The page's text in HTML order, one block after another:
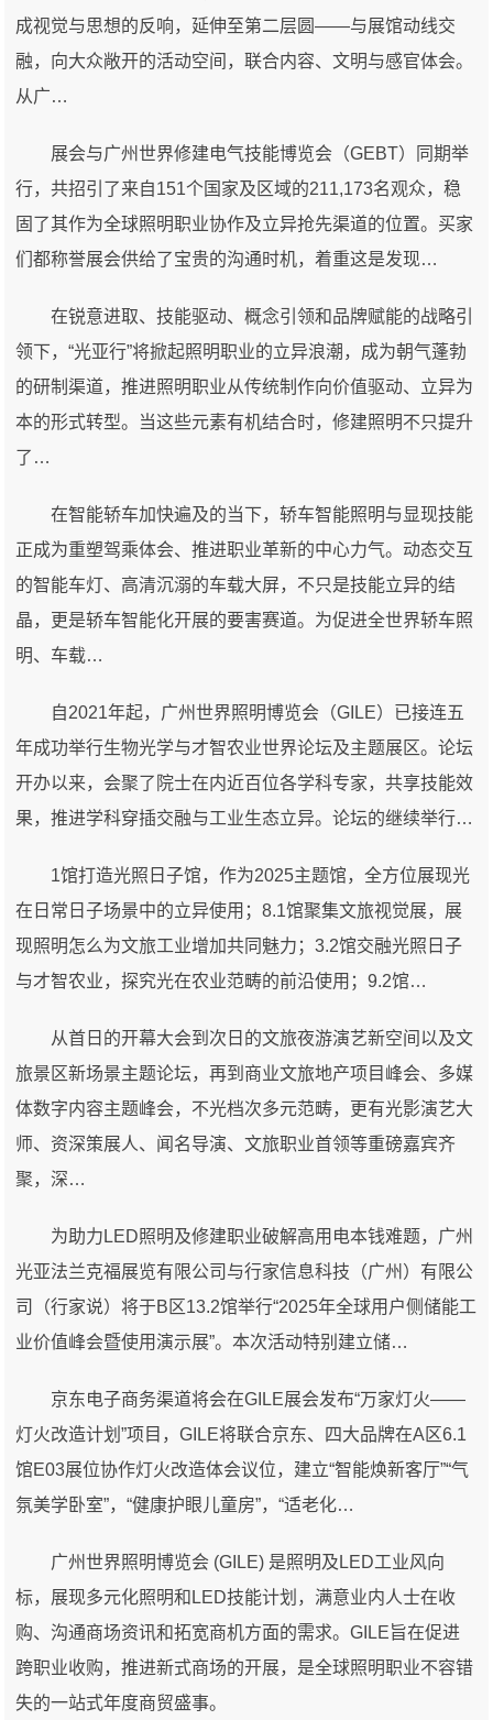
成视觉与思想的反响，延伸至第二层圆——与展馆动线交
融，向大众敞开的活动空间，联合内容、文明与感官体会。
从广…
展会与广州世界修建电气技能博览会（GEBT）同期举
行，共招引了来自151个国家及区域的211,173名观众，稳
固了其作为全球照明职业协作及立异抢先渠道的位置。买家
们都称誉展会供给了宝贵的沟通时机，着重这是发现…
在锐意进取、技能驱动、概念引领和品牌赋能的战略引
领下，“光亚行”将掀起照明职业的立异浪潮，成为朝气蓬勃
的研制渠道，推进照明职业从传统制作向价值驱动、立异为
本的形式转型。当这些元素有机结合时，修建照明不只提升
了…
在智能轿车加快遍及的当下，轿车智能照明与显现技能
正成为重塑驾乘体会、推进职业革新的中心力气。动态交互
的智能车灯、高清沉溺的车载大屏，不只是技能立异的结
晶，更是轿车智能化开展的要害赛道。为促进全世界轿车照
明、车载…
自2021年起，广州世界照明博览会（GILE）已接连五
年成功举行生物光学与才智农业世界论坛及主题展区。论坛
开办以来，会聚了院士在内近百位各学科专家，共享技能效
果，推进学科穿插交融与工业生态立异。论坛的继续举行…
1馆打造光照日子馆，作为2025主题馆，全方位展现光
在日常日子场景中的立异使用；8.1馆聚集文旅视觉展，展
现照明怎么为文旅工业增加共同魅力；3.2馆交融光照日子
与才智农业，探究光在农业范畴的前沿使用；9.2馆…
从首日的开幕大会到次日的文旅夜游演艺新空间以及文
旅景区新场景主题论坛，再到商业文旅地产项目峰会、多媒
体数字内容主题峰会，不光档次多元范畴，更有光影演艺大
师、资深策展人、闻名导演、文旅职业首领等重磅嘉宾齐
聚，深…
为助力LED照明及修建职业破解高用电本钱难题，广州
光亚法兰克福展览有限公司与行家信息科技（广州）有限公
司（行家说）将于B区13.2馆举行“2025年全球用户侧储能工
业价值峰会暨使用演示展”。本次活动特别建立储…
京东电子商务渠道将会在GILE展会发布“万家灯火——
灯火改造计划”项目，GILE将联合京东、四大品牌在A区6.1
馆E03展位协作灯火改造体会议位，建立“智能焕新客厅”“气
氛美学卧室”，“健康护眼儿童房”，“适老化…
广州世界照明博览会 (GILE) 是照明及LED工业风向
标，展现多元化照明和LED技能计划，满意业内人士在收
购、沟通商场资讯和拓宽商机方面的需求。GILE旨在促进
跨职业收购，推进新式商场的开展，是全球照明职业不容错
失的一站式年度商贸盛事。